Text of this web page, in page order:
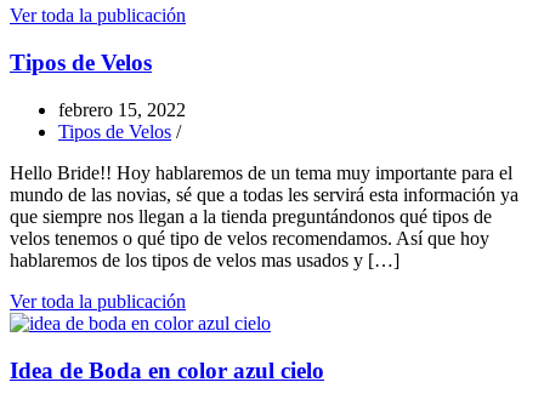
Ver toda la publicación
Tipos de Velos
febrero 15, 2022
Tipos de Velos /
Hello Bride!! Hoy hablaremos de un tema muy importante para el
mundo de las novias, sé que a todas les servirá esta información ya
que siempre nos llegan a la tienda preguntándonos qué tipos de
velos tenemos o qué tipo de velos recomendamos. Así que hoy
hablaremos de los tipos de velos mas usados y […]
Ver toda la publicación
Idea de Boda en color azul cielo